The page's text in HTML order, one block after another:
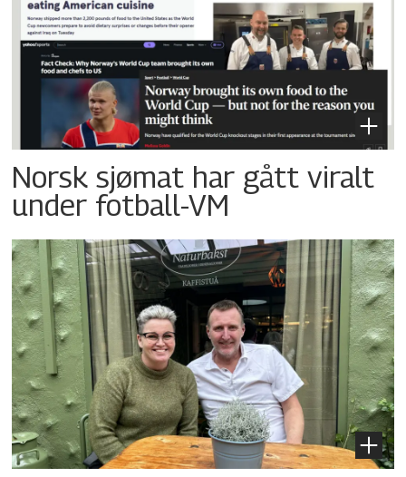
Norsk sjømat har gått viralt
under fotball-VM